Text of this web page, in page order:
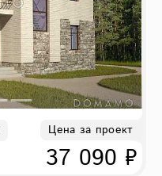
Цена за проект
37 090 ₽